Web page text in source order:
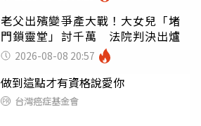
老父出殯變爭產大戰！大女兒「堵
門鎖靈堂」討千萬 法院判決出爐
2026-08-08 20:57
做到這點才有資格說愛你
台灣癌症基金會